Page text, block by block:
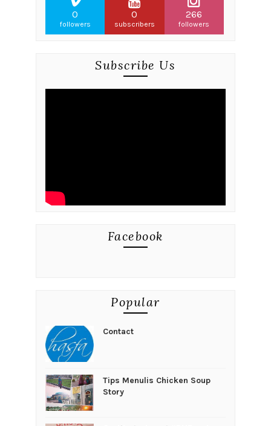
0
followers
0
subscribers
266
followers
Subscribe Us
Facebook
Popular
Contact
Tips Menulis Chicken Soup
Story